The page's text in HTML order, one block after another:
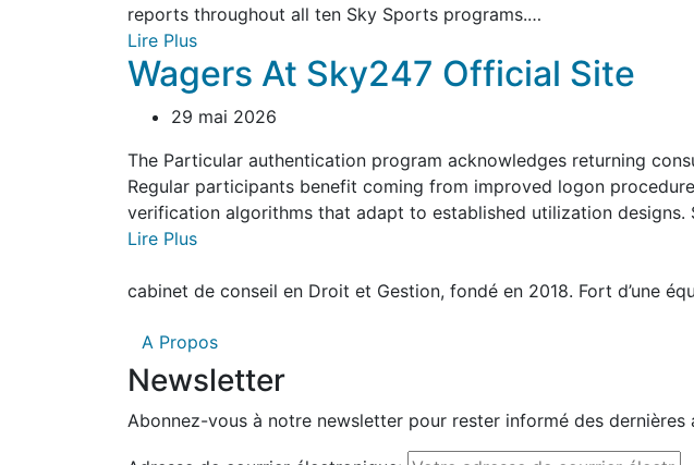
reports throughout all ten Sky Sports programs.…
Lire Plus
Wagers At Sky247 Official Site
29 mai 2026
The Particular authentication program acknowledges returning
Regular participants benefit coming from improved logon
verification algorithms that adapt to established utilization designs.
Lire Plus
cabinet de conseil en Droit et Gestion, fondé en 2018. Fort d’une
A Propos
Newsletter
Abonnez-vous à notre newsletter pour rester informé des dernières